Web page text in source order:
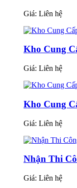
Giá: Liên hệ
Kho Cung
Giá: Liên hệ
Kho Cung
Giá: Liên hệ
Nhận Thi
Giá: Liên hệ